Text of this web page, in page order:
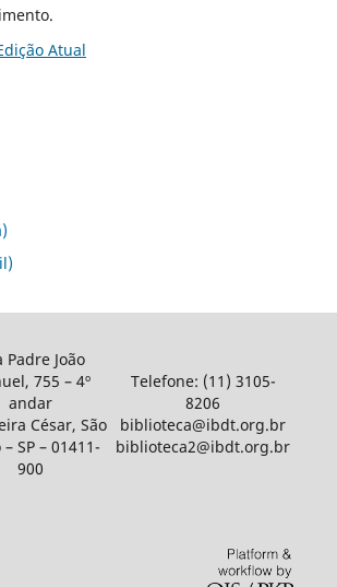
Atual
Padre João
755 – 4º
andar
César, São
SP – 01411-
900
Telefone: (11) 3105-
8206
biblioteca@ibdt.org.br
biblioteca2@ibdt.org.br